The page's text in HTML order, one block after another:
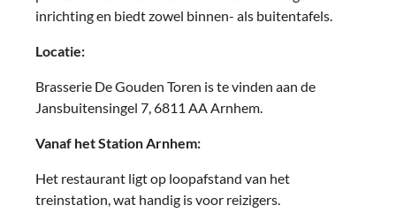
inrichting en biedt zowel binnen- als buitentafels.
Locatie:
Brasserie De Gouden Toren is te vinden aan de
Jansbuitensingel 7, 6811 AA Arnhem.
Vanaf het Station Arnhem:
Het restaurant ligt op loopafstand van het
treinstation, wat handig is voor reizigers.